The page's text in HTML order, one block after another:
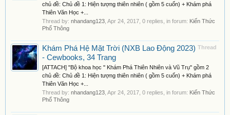
chủ đề: Chủ đề 1: Hiện tượng thiên nhiên ( gồm 5 cuốn) + Khám phá
Thiên Văn Học +...
Thread by: nhandang123 Apr 24, 2017 , 0 replies, in forum: Kiến Thức
Phổ Thông
Thread
Khám Phá Hệ Mặt Trời (NXB Lao Động 2023)
- Cewbooks, 34 Trang
[ATTACH] "Bộ khoa học '' Khám Phá Thiên Nhiên và Vũ Trụ'' gồm 2
chủ đề: Chủ đề 1: Hiện tượng thiên nhiên ( gồm 5 cuốn) + Khám phá
Thiên Văn Học +...
Thread by: nhandang123 Apr 24, 2017 , 0 replies, in forum: Kiến Thức
Phổ Thông